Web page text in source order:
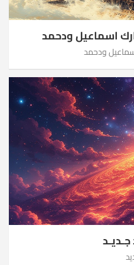
اسماعيل ودحمد
ودحمد